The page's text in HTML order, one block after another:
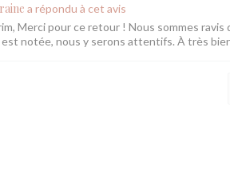
a répondu à cet avis
Merci pour ce retour ! Nous sommes
notée, nous y serons attentifs. À très